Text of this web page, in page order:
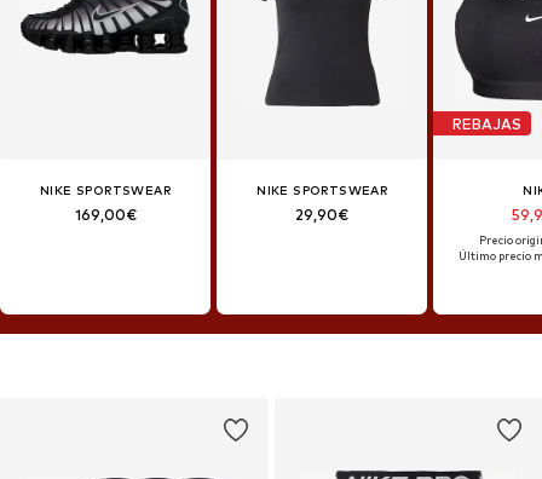
NIKE SPORTSWEAR
169,00€
NIKE SPORTSWEAR
29,90€
REBAJAS
Precio
Último precio